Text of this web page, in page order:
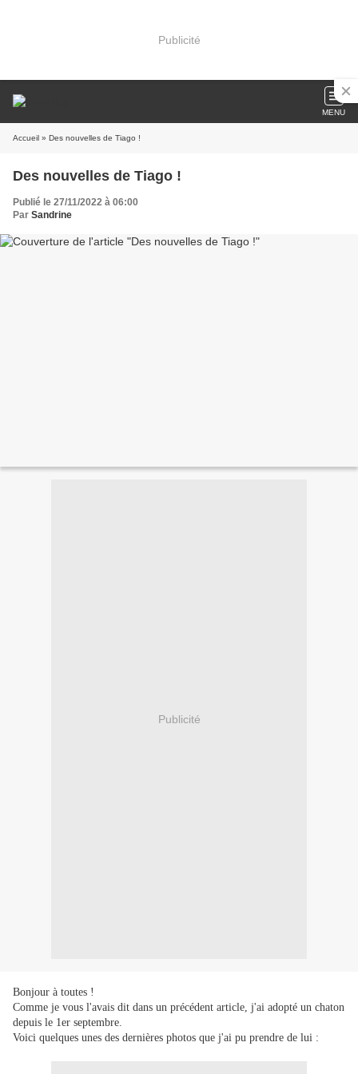
Publicité
MENU
Accueil » Des nouvelles de Tiago !
Des nouvelles de Tiago !
Publié le 27/11/2022 à 06:00
Par Sandrine
Publicité
Bonjour à toutes !
Comme je vous l'avais dit dans un précédent article, j'ai adopté un chaton
depuis le 1er septembre.
Voici quelques unes des dernières photos que j'ai pu prendre de lui :